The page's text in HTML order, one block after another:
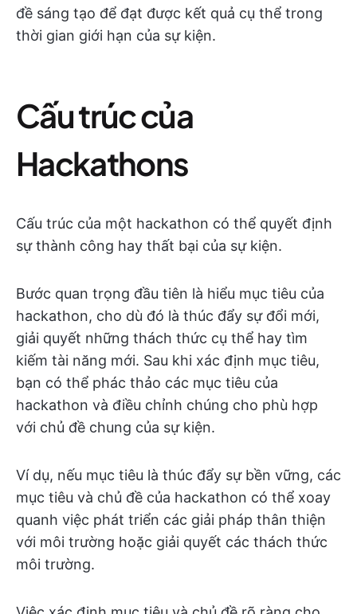
đề sáng tạo để đạt được kết quả cụ thể trong
thời gian giới hạn của sự kiện.
Cấu trúc của
Hackathons
Cấu trúc của một hackathon có thể quyết định
sự thành công hay thất bại của sự kiện.
Bước quan trọng đầu tiên là hiểu mục tiêu của
hackathon, cho dù đó là thúc đẩy sự đổi mới,
giải quyết những thách thức cụ thể hay tìm
kiếm tài năng mới. Sau khi xác định mục tiêu,
bạn có thể phác thảo các mục tiêu của
hackathon và điều chỉnh chúng cho phù hợp
với chủ đề chung của sự kiện.
Ví dụ, nếu mục tiêu là thúc đẩy sự bền vững, các
mục tiêu và chủ đề của hackathon có thể xoay
quanh việc phát triển các giải pháp thân thiện
với môi trường hoặc giải quyết các thách thức
môi trường.